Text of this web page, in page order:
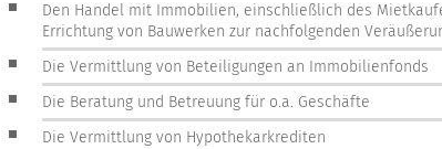
Den Handel mit Immobilien, einschließlich des
Errichtung von Bauwerken zur nachfolgenden
Die Vermittlung von Beteiligungen an Immobilienfonds
Die Beratung und Betreuung für o.a. Geschäfte
Die Vermittlung von Hypothekarkrediten